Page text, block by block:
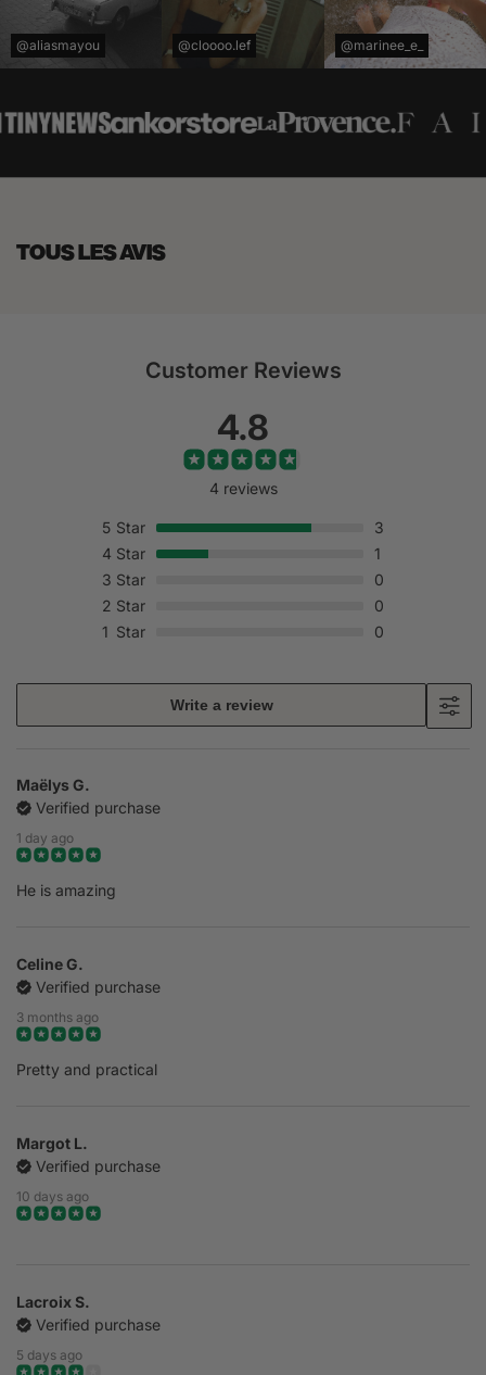
@aliasmayou @cloooo.lef @marinee_e_
TOUS LES AVIS
Customer Reviews
4.8
4 reviews
5 Star
3
4 Star
1
3 Star
0
2 Star
0
1 Star 0
Write a review
Maëlys G.
Verified purchase
1 day ago
He is amazing
Celine G.
Verified purchase
3 months ago
Pretty and practical
Margot L.
Verified purchase
10 days ago
Lacroix S.
Verified purchase
5 days ago